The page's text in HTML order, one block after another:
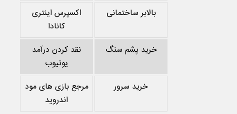
بالابر ساختمانی
اکسپرس اینتری
کانادا
خرید پشم سنگ
نقد کردن درآمد
یوتیوب
خرید سرور
مرجع بازی های مود
اندروید